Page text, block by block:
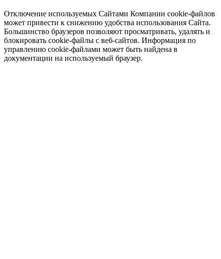
Отключение используемых Сайтами Компании cookie-файлов
может привести к снижению удобства использования Сайта.
Большинство браузеров позволяют просматривать, удалять и
блокировать cookie-файлы c веб-сайтов. Информация по
управлению cookie-файлами может быть найдена в
документации на используемый браузер.